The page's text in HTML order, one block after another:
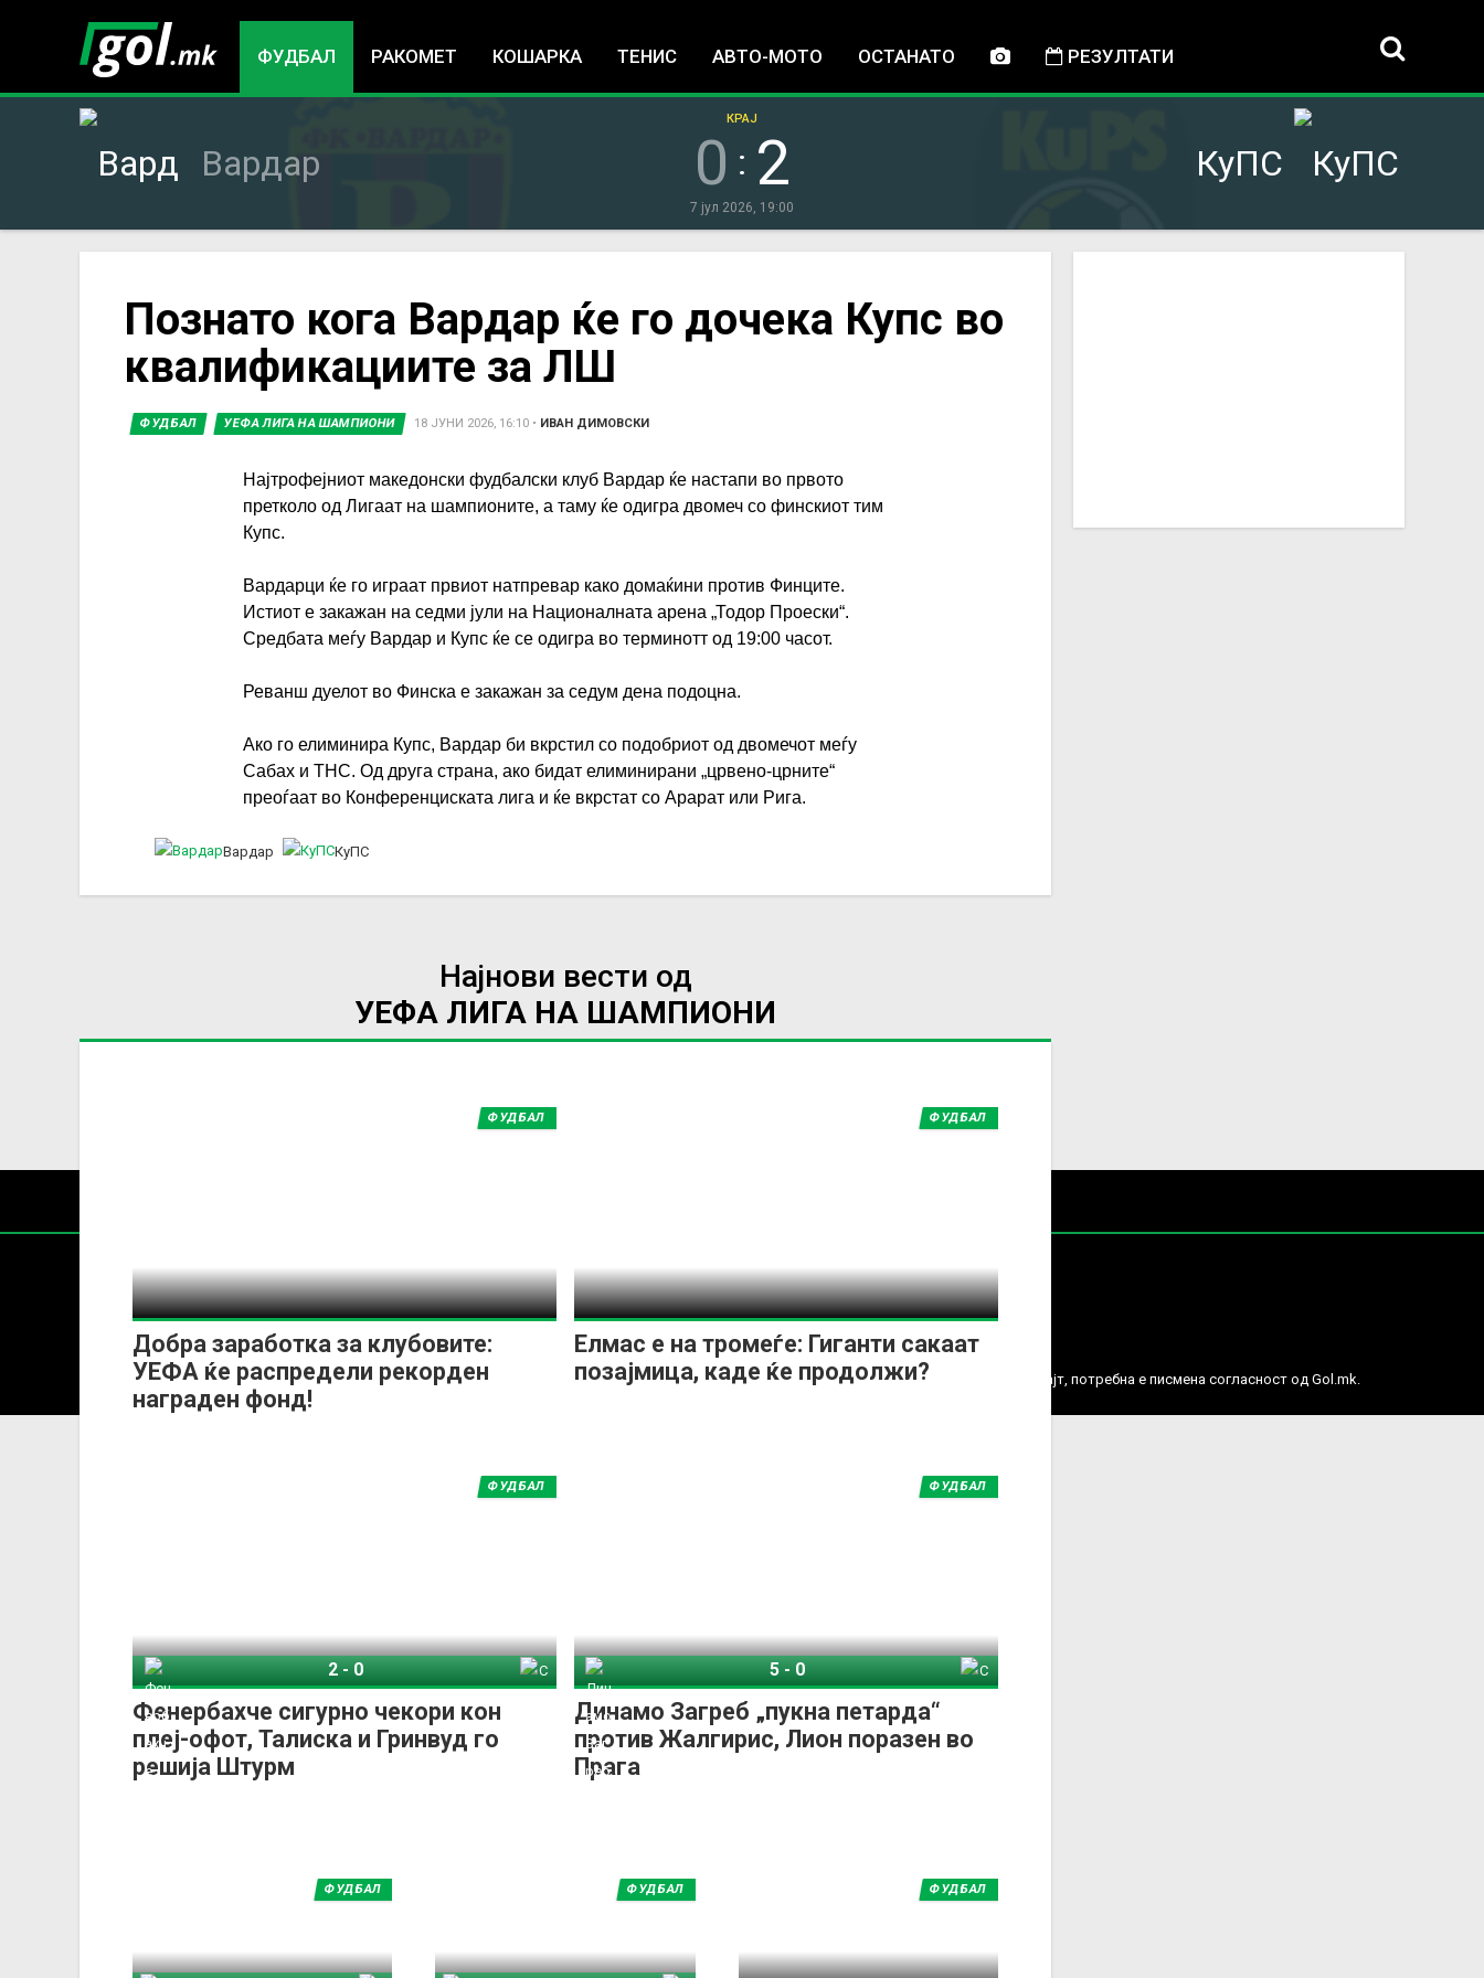
ФУДБАЛ РАКОМЕТ КОШАРКА ТЕНИС АВТО-МОТО ОСТАНАТО РЕЗУЛТАТИ
Вардар КуПС
0 : 2
КРАЈ
7 јул 2026, 19:00
here
Познато кога Вардар ќе го дочека Купс во
квалификациите за ЛШ
ФУДБАЛ УЕФА ЛИГА НА ШАМПИОНИ 18 ЈУНИ 2026, 16:10• ИВАН ДИМОВСКИ
Најтрофејниот македонски фудбалски клуб Вардар ќе настапи во првото
претколо од Лигаат на шампионите, а таму ќе одигра двомеч со финскиот тим
Купс.
Вардарци ќе го играат првиот натпревар како домаќини против Финците.
Истиот е закажан на седми јули на Националната арена „Тодор Проески“.
Средбата меѓу Вардар и Купс ќе се одигра во терминотт од 19:00 часот.
Реванш дуелот во Финска е закажан за седум дена подоцна.
Ако го елиминира Купс, Вардар би вкрстил со подобриот од двомечот меѓу
Сабах и ТНС. Од друга страна, ако бидат елиминирани „црвено-црните“
преоѓаат во Конференциската лига и ќе вкрстат со Арарат или Рига.
Вардар КуПС
Најнови вести од
УЕФА ЛИГА НА ШАМПИОНИ
Добра заработка за клубовите:
УЕФА ќе распредели рекорден
награден фонд!
ФУДБАЛ
Елмас e на тромеѓе: Гиганти сакаат
позајмица, каде ќе продолжи?
ФУДБАЛ
Фенербахче сигурно чекори кон
плеј-офот, Талиска и Гринвуд го
решија Штурм
ФУДБАЛ
2-0
Динамо Загреб „пукна петарда“
против Жалгирис, Лион поразен во
Прага
ФУДБАЛ
5-0
ФУДБАЛ ФУДБАЛ ФУДБАЛ
© 2016-2026 Gol.mk
Сите права задржани
Содржините на Gol.mk се заштитени со Законот за авторското право и сродните права.
За секоја форма на распространување, репродукција или комерцијална употреба на текстови, фотографии или податоци од овој веб сајт, потребна е писмена согласност од Gol.mk.